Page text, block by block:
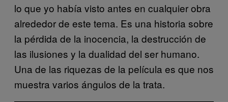
lo que yo había visto antes en cualquier obra
alrededor de este tema. Es una historia sobre
la pérdida de la inocencia, la destrucción de
las ilusiones y la dualidad del ser humano.
Una de las riquezas de la película es que nos
muestra varios ángulos de la trata.